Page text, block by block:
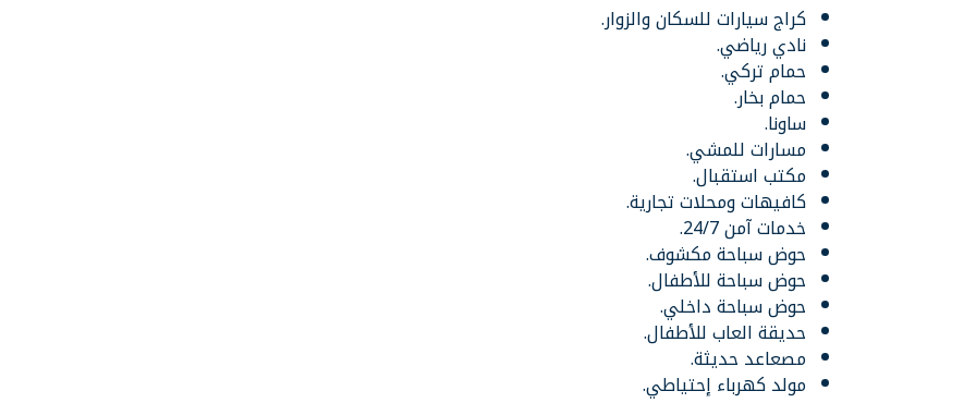
كراج سيارات للسكان والزوار.
نادي رياضي.
حمام تركي.
حمام بخار.
ساونا.
مسارات للمشي.
مكتب استقبال.
كافيهات ومحلات تجارية.
خدمات آمن 24/7.
حوض سباحة مكشوف.
حوض سباحة للأطفال.
حوض سباحة داخلي.
حديقة العاب للأطفال.
مصعاعد حديثة.
مولد كهرباء إحتياطي.